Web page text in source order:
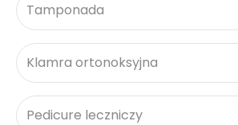
Tamponada
Klamra ortonoksyjna
Pedicure leczniczy